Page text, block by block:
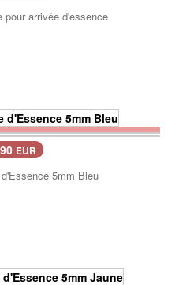
pour arrivée d'essence
EUR
5mm Bleu